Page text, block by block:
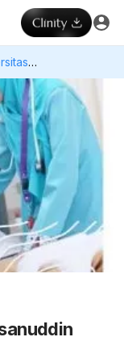
Rumah Sakit Universitas Hasanuddin